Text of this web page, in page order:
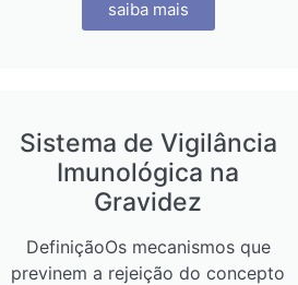
saiba mais
Sistema de Vigilância
Imunológica na
Gravidez
DefiniçãoOs mecanismos que
previnem a rejeição do concepto